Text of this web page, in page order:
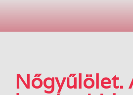
Nőgyűlölet.